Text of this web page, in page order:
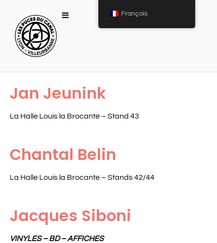
Jan Jeunink
La Halle Louis la Brocante – Stand 43
Chantal Belin
La Halle Louis la Brocante – Stands 42/44
Jacques Siboni
VINYLES – BD – AFFICHES
Français